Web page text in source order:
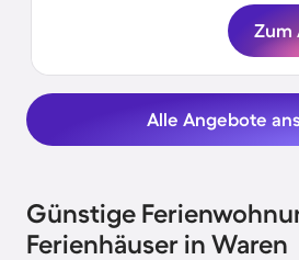
Zum
Alle Angebote
Günstige
Ferienhäuser in Waren